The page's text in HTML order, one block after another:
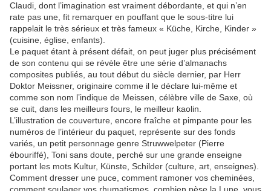
Claudi, dont l’imagination est vraiment débordante, et qui n’en
rate pas une, fit remarquer en pouffant que le sous-titre lui
rappelait le très sérieux et très fameux « Küche, Kirche, Kinder »
(cuisine, église, enfants).
Le paquet étant à présent défait, on peut juger plus précisément
de son contenu qui se révèle être une série d’almanachs
composites publiés, au tout début du siècle dernier, par Herr
Doktor Meissner, originaire comme il le déclare lui-même et
comme son nom l’indique de Meissen, célèbre ville de Saxe, où
se cuit, dans les meilleurs fours, le meilleur kaolin.
L’illustration de couverture, encore fraîche et pimpante pour les
numéros de l’intérieur du paquet, représente sur des fonds
variés, un petit personnage genre Struwwelpeter (Pierre
ébouriffé), Toni sans doute, perché sur une grande enseigne
portant les mots Kultur, Künste, Schilder (culture, art, enseignes).
Comment dresser une puce, comment ramoner vos cheminées,